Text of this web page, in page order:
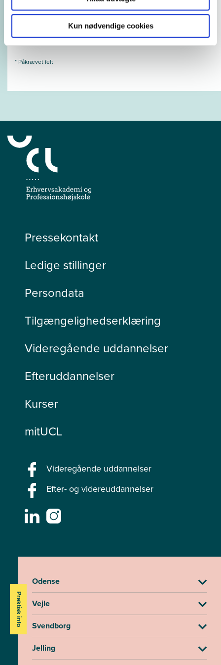
Kun nødvendige cookies
Næste
* Påkrævet felt
Pressekontakt
Ledige stillinger
Persondata
Tilgængelighedserklæring
Videregående uddannelser
Efteruddannelser
Kurser
mitUCL
Videregående uddannelser
Efter- og videreuddannelser
Praktisk info
Odense
Vejle
Svendborg
Jelling